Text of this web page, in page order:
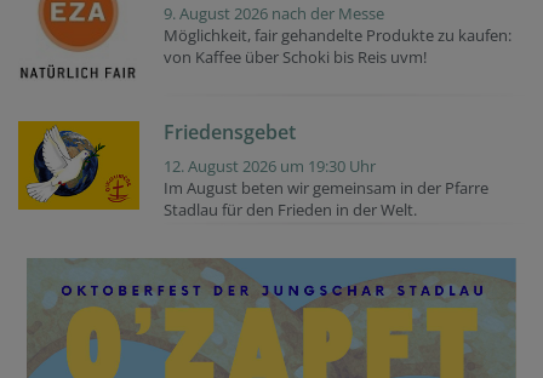
9. August 2026 nach der Messe
Möglichkeit, fair gehandelte Produkte zu kaufen:
von Kaffee über Schoki bis Reis uvm!
Friedensgebet
12. August 2026 um 19:30 Uhr
Im August beten wir gemeinsam in der Pfarre
Stadlau für den Frieden in der Welt.